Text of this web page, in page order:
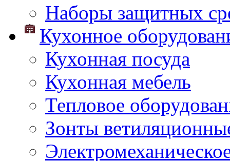
Наборы защитных
Кухонное
Кухонная посуда
Кухонная мебель
Тепловое
Зонты